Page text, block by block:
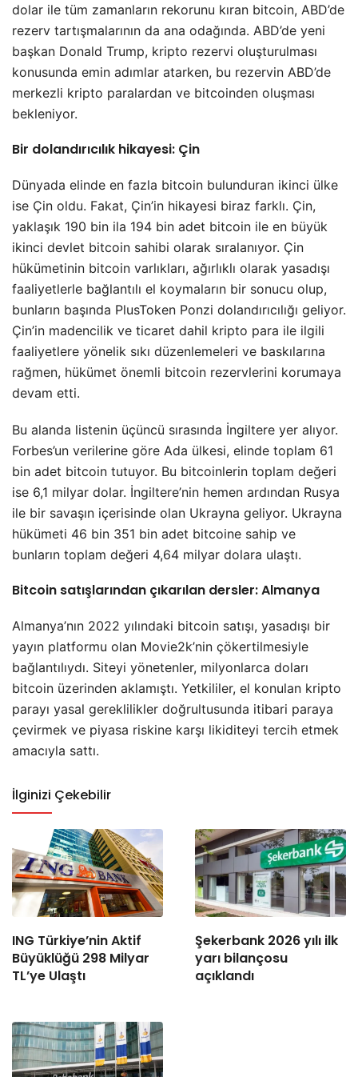
dolar ile tüm zamanların rekorunu kıran bitcoin, ABD’de
rezerv tartışmalarının da ana odağında. ABD’de yeni
başkan Donald Trump, kripto rezervi oluşturulması
konusunda emin adımlar atarken, bu rezervin ABD’de
merkezli kripto paralardan ve bitcoinden oluşması
bekleniyor.
Bir dolandırıcılık hikayesi: Çin
Dünyada elinde en fazla bitcoin bulunduran ikinci ülke
ise Çin oldu. Fakat, Çin’in hikayesi biraz farklı. Çin,
yaklaşık 190 bin ila 194 bin adet bitcoin ile en büyük
ikinci devlet bitcoin sahibi olarak sıralanıyor. Çin
hükümetinin bitcoin varlıkları, ağırlıklı olarak yasadışı
faaliyetlerle bağlantılı el koymaların bir sonucu olup,
bunların başında PlusToken Ponzi dolandırıcılığı geliyor.
Çin’in madencilik ve ticaret dahil kripto para ile ilgili
faaliyetlere yönelik sıkı düzenlemeleri ve baskılarına
rağmen, hükümet önemli bitcoin rezervlerini korumaya
devam etti.
Bu alanda listenin üçüncü sırasında İngiltere yer alıyor.
Forbes’un verilerine göre Ada ülkesi, elinde toplam 61
bin adet bitcoin tutuyor. Bu bitcoinlerin toplam değeri
ise 6,1 milyar dolar. İngiltere’nin hemen ardından Rusya
ile bir savaşın içerisinde olan Ukrayna geliyor. Ukrayna
hükümeti 46 bin 351 bin adet bitcoine sahip ve
bunların toplam değeri 4,64 milyar dolara ulaştı.
Bitcoin satışlarından çıkarılan dersler: Almanya
Almanya’nın 2022 yılındaki bitcoin satışı, yasadışı bir
yayın platformu olan Movie2k’nin çökertilmesiyle
bağlantılıydı. Siteyi yönetenler, milyonlarca doları
bitcoin üzerinden aklamıştı. Yetkililer, el konulan kripto
parayı yasal gereklilikler doğrultusunda itibari paraya
çevirmek ve piyasa riskine karşı likiditeyi tercih etmek
amacıyla sattı.
İlginizi Çekebilir
ING Türkiye’nin Aktif
Büyüklüğü 298 Milyar
TL’ye Ulaştı
Şekerbank 2026 yılı ilk
yarı bilançosu
açıklandı